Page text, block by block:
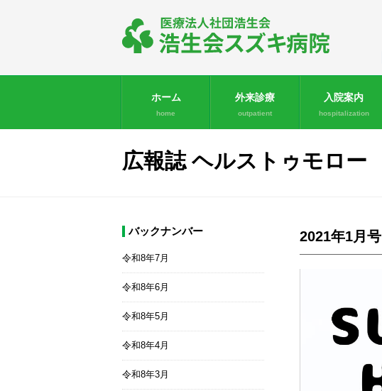
ホーム
home
外来診療
outpatient
入院案内
hospitalization
広報誌 ヘルストゥモロー
2021年1月号
バックナンバー
令和8年7月
令和8年6月
令和8年5月
令和8年4月
令和8年3月